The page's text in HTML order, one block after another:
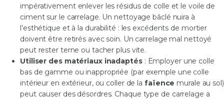
impérativement enlever les résidus de colle et le voile de
ciment sur le carrelage. Un nettoyage bâclé nuira à
l’esthétique et à la durabilité : les excédents de mortier
doivent être retirés avec soin. Un carrelage mal nettoyé
peut rester terne ou tacher plus vite.
Utiliser des matériaux inadaptés : Employer une colle
bas de gamme ou inappropriée (par exemple une colle
intérieur en extérieur, ou coller de la faïence murale au sol)
peut causer des désordres. Chaque type de carrelage a